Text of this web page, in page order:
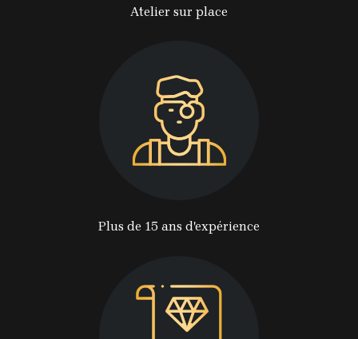
Atelier sur place
Plus de 15 ans d'expérience